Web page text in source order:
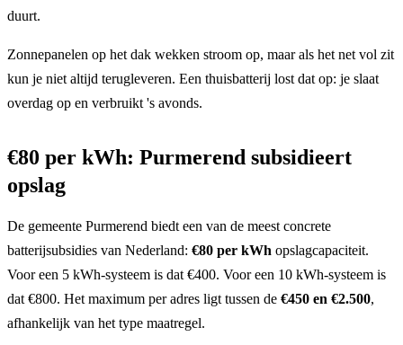
duurt.
Zonnepanelen op het dak wekken stroom op, maar als het net vol zit
kun je niet altijd terugleveren. Een thuisbatterij lost dat op: je slaat
overdag op en verbruikt 's avonds.
€80 per kWh: Purmerend subsidieert
opslag
De gemeente Purmerend biedt een van de meest concrete
batterijsubsidies van Nederland: €80 per kWh opslagcapaciteit.
Voor een 5 kWh-systeem is dat €400. Voor een 10 kWh-systeem is
dat €800. Het maximum per adres ligt tussen de €450 en €2.500,
afhankelijk van het type maatregel.